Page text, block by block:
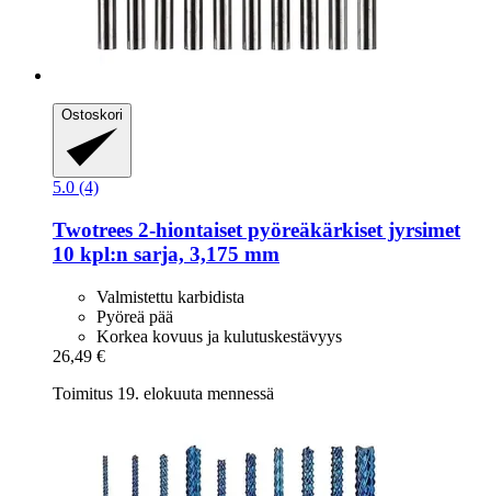
Ostoskori
5.0 (4)
Twotrees 2-​hiontaiset pyöreäkärkiset jyrsimet
10 kpl:n sarja, 3,175 mm
Valmistettu karbidista
Pyöreä pää
Korkea kovuus ja kulutuskestävyys
26,49 €
Toimitus 19. elokuuta mennessä